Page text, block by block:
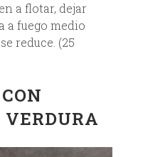
a flotar, dejar
a fuego medio
reduce. (25
VERDURA